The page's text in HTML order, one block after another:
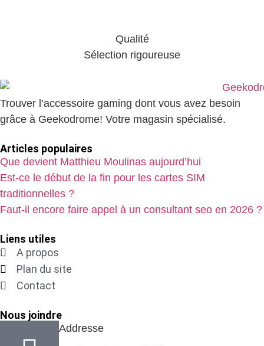
Qualité
Sélection rigoureuse
Trouver l’accessoire gaming dont vous avez besoin
grâce à Geekodrome! Votre magasin spécialisé.
Articles populaires
Que devient Matthieu Moulinas aujourd’hui
Est-ce le début de la fin pour les cartes SIM
traditionnelles ?
Faut-il encore faire appel à un consultant seo en 2026 ?
Liens utiles
A propos
Plan du site
Contact
Nous joindre
Addresse